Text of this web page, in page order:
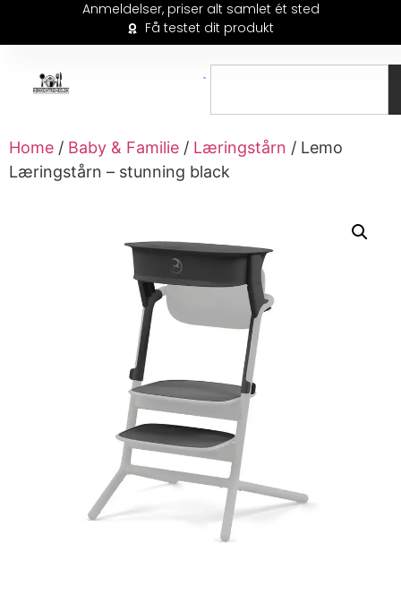
Anmeldelser, priser alt samlet ét sted
Få testet dit produkt
Home / Baby & Familie / Læringstårn / Lemo
Læringstårn – stunning black